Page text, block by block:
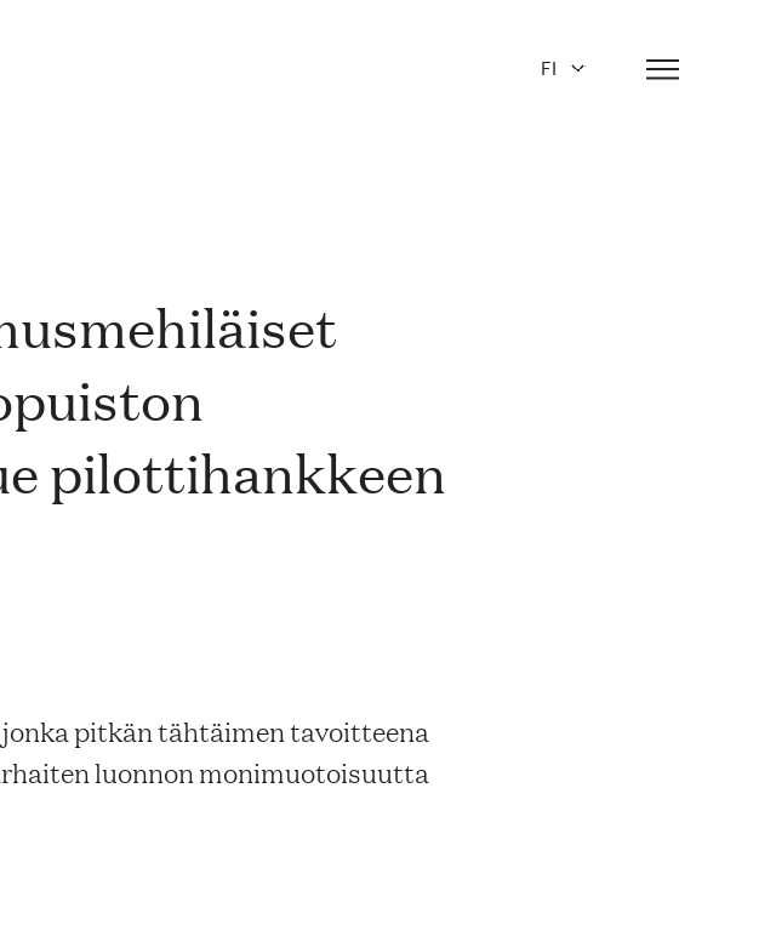
FI
pilottihankkeen
pitkän tähtäimen tavoitteena
luonnon monimuotoisuutta